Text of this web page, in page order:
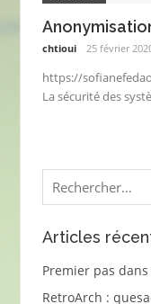
chtioui 25 février
https://
La sécurité des
Rechercher :
Articles
Premier pas
RetroArch :